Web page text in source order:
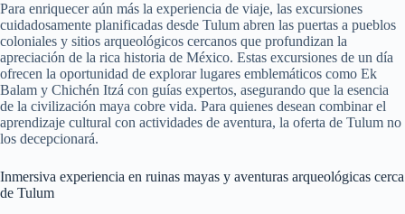
Para enriquecer aún más la experiencia de viaje, las excursiones
cuidadosamente planificadas desde Tulum abren las puertas a pueblos
coloniales y sitios arqueológicos cercanos que profundizan la
apreciación de la rica historia de México. Estas excursiones de un día
ofrecen la oportunidad de explorar lugares emblemáticos como Ek
Balam y Chichén Itzá con guías expertos, asegurando que la esencia
de la civilización maya cobre vida. Para quienes desean combinar el
aprendizaje cultural con actividades de aventura, la oferta de Tulum no
los decepcionará.
Inmersiva experiencia en ruinas mayas y aventuras arqueológicas cerca
de Tulum